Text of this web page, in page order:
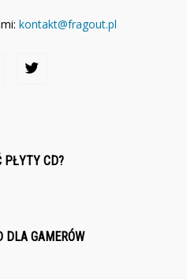
kontakt@fragout.pl
PŁYTY CD?
DLA GAMERÓW